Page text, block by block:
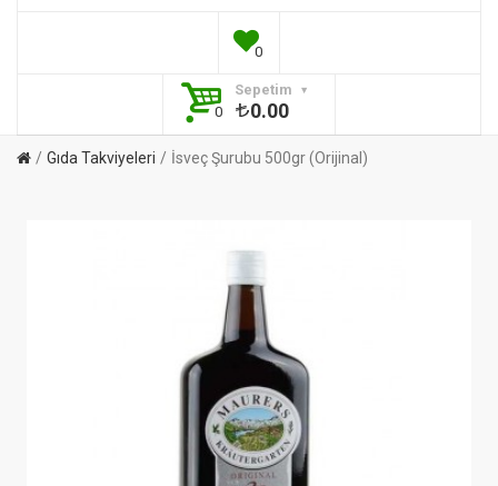
0
Sepetim
0
0.00
Gıda Takviyeleri İsveç Şurubu 500gr (Orijinal)